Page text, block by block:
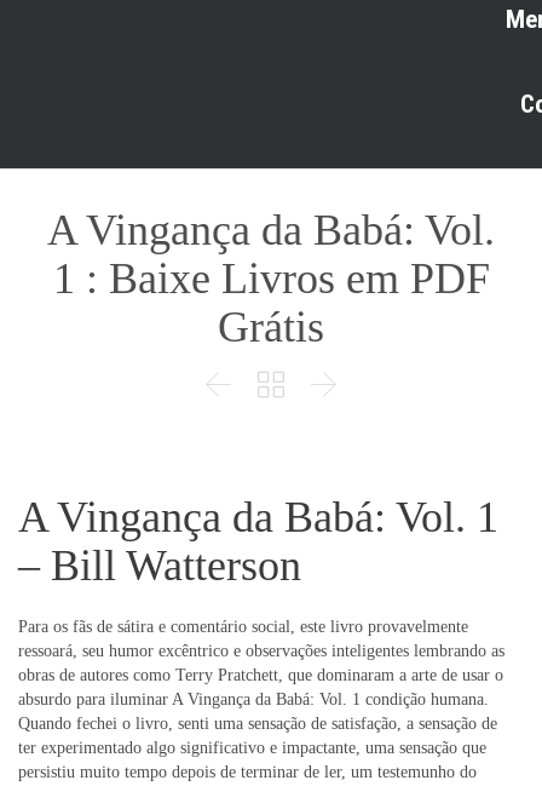
A Vingança da Babá: Vol.
1 : Baixe Livros em PDF
Grátis
  
A Vingança da Babá: Vol. 1
– Bill Watterson
Para os fãs de sátira e comentário social, este livro provavelmente
ressoará, seu humor excêntrico e observações inteligentes lembrando as
obras de autores como Terry Pratchett, que dominaram a arte de usar o
absurdo para iluminar A Vingança da Babá: Vol. 1 condição humana.
Quando fechei o livro, senti uma sensação de satisfação, a sensação de
ter experimentado algo significativo e impactante, uma sensação que
persistiu muito tempo depois de terminar de ler, um testemunho do